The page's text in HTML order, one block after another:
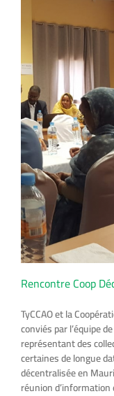
Rencontre Coop
TyCCAO et la
conviés par l’équipe
représentant des
certaines de longue
décentralisée en
réunion